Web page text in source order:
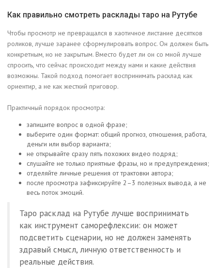
Как правильно смотреть расклады таро на Рутубе
Чтобы просмотр не превращался в хаотичное листание десятков
роликов, лучше заранее сформулировать вопрос. Он должен быть
конкретным, но не закрытым. Вместо будет ли он со мной лучше
спросить, что сейчас происходит между нами и какие действия
возможны. Такой подход помогает воспринимать расклад как
ориентир, а не как жесткий приговор.
Практичный порядок просмотра:
запишите вопрос в одной фразе;
выберите один формат: общий прогноз, отношения, работа,
деньги или выбор варианта;
не открывайте сразу пять похожих видео подряд;
слушайте не только приятные фразы, но и предупреждения;
отделяйте личные решения от трактовки автора;
после просмотра зафиксируйте 2–3 полезных вывода, а не
весь поток эмоций.
Таро расклад на Рутубе лучше воспринимать
как инструмент саморефлексии: он может
подсветить сценарии, но не должен заменять
здравый смысл, личную ответственность и
реальные действия.